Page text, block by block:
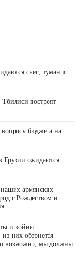
снег, туман и
построят
бюджета на
Грузии ожидаются
армянских
с Рождеством и
и войны
них обернется
возможно, мы должны